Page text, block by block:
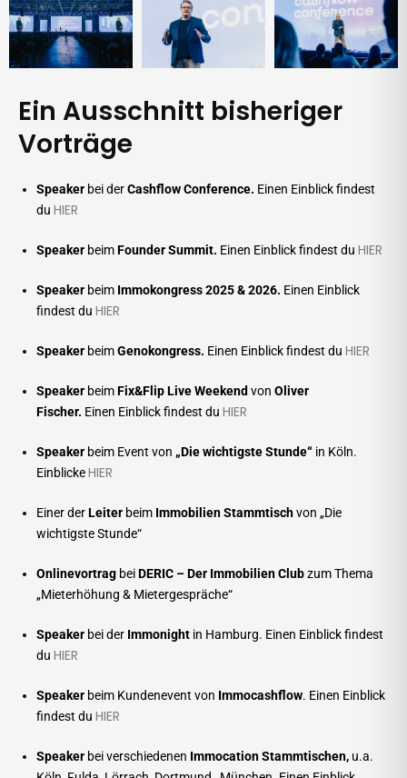
Ein Ausschnitt bisheriger
Vorträge
Speaker bei derCashflow Conference. Einen Einblick findest
du HIER
Speaker beimFounder Summit. Einen Einblick findest du HIER
Speaker beim Immokongress 2025 & 2026. Einen Einblick
findest du HIER
Speaker beimGenokongress. Einen Einblick findest du HIER
Speaker beimFix&Flip Live Weekendvon Oliver
Fischer. Einen Einblick findest du HIER
Speaker beim Event von „Die wichtigste Stunde“ in Köln.
EinblickeHIER
Einer derLeiter beim Immobilien Stammtischvon „Die
wichtigste Stunde“
Onlinevortrag beiDERIC – Der Immobilien Clubzum Thema
„Mieterhöhung & Mietergespräche“
Speaker bei der Immonight in Hamburg. Einen Einblick findest
du HIER
Speaker beim Kundenevent von Immocashflow. Einen Einblick
findest du HIER
Speaker bei verschiedenen ImmocationStammtischen, u.a.